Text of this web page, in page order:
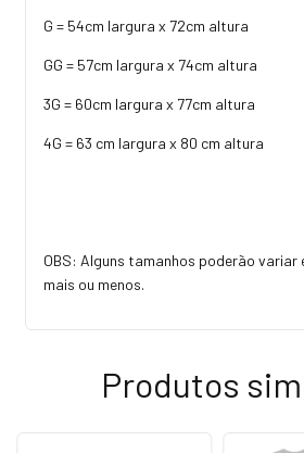
G = 54cm largura x 72cm altura
GG = 57cm largura x 74cm altura
3G = 60cm largura x 77cm altura
4G = 63 cm largura x 80 cm altura
OBS: Alguns tamanhos poderão variar
mais ou menos.
Produtos